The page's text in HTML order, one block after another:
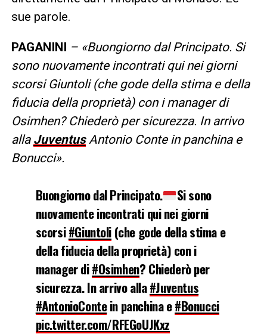
sue parole.
PAGANINI – «Buongiorno dal Principato. Si
sono nuovamente incontrati qui nei giorni
scorsi Giuntoli (che gode della stima e della
fiducia della proprietà) con i manager di
Osimhen? Chiederò per sicurezza. In arrivo
alla JuventusAntonio Conte in panchina e
Bonucci».
Buongiorno dal Principato.
Si sono
nuovamente incontrati qui nei giorni
scorsi#Giuntoli(che gode della stima e
della fiducia della proprietà) con i
manager di#Osimhen? Chiederò per
sicurezza. In arrivo alla#Juventus
#AntonioContein panchina e#Bonucci
pic.twitter.com/RFEGoUJKxz